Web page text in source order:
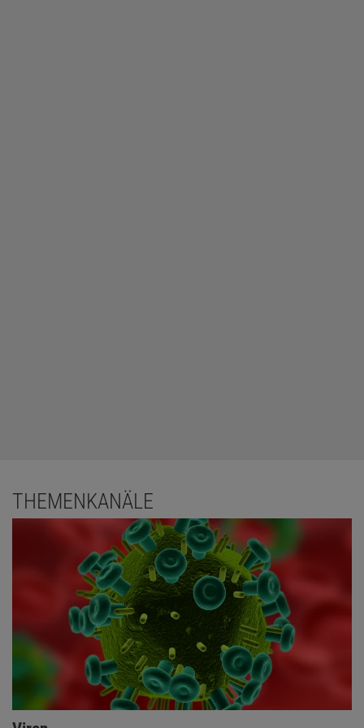
erneut auftreten und nicht anderweitig erklärbar sind.
Darunter versteht man eine massive psychische
und physische Kraft- und Energielosigkeit. Die Betroffenen
sind nicht mehr in der Lage, verschiedenen Aktivitäten des
täglichen Lebens nachzugehen. Fatigue tritt auch bei
anderen chronischen Erkrankungen auf, etwa bei multipler
Sklerose oder Krebs. Anders als bei diesen Erkrankungen
verbessert sich das Symptom bei ME/CFS nicht durch Sport
oder Schlaf.
Keine Fassung mit Quellen
THEMENKANÄLE